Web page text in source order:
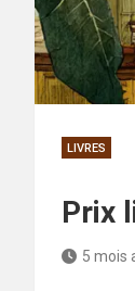
LIVRES
Prix
5 mois